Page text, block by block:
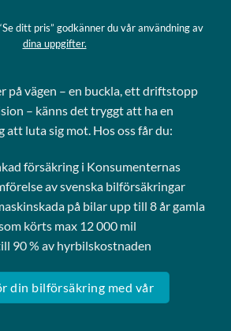
ditt pris” godkänner du vår användning av
dina uppgifter.
på vägen – en buckla, ett driftstopp
– känns det tryggt att ha en
att luta sig mot. Hos oss får du:
försäkring i Konsumenternas
av svenska bilförsäkringar
på bilar upp till 8 år gamla
körts max 12 000 mil
90 % av hyrbilskostnaden
din bilförsäkring med vår